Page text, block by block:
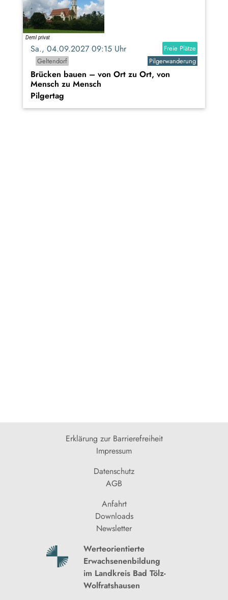
Sa., 04.09.2027 09:15 Uhr
Freie Plätze
Geltendorf
Pilgerwanderung
Brücken bauen – von Ort zu Ort, von
Mensch zu Mensch
Pilgertag
Erklärung zur Barrierefreiheit
Impressum
Datenschutz
AGB
Anfahrt
Downloads
Newsletter
Werteorientierte
Erwachsenenbildung
im Landkreis Bad Tölz-
Wolfratshausen